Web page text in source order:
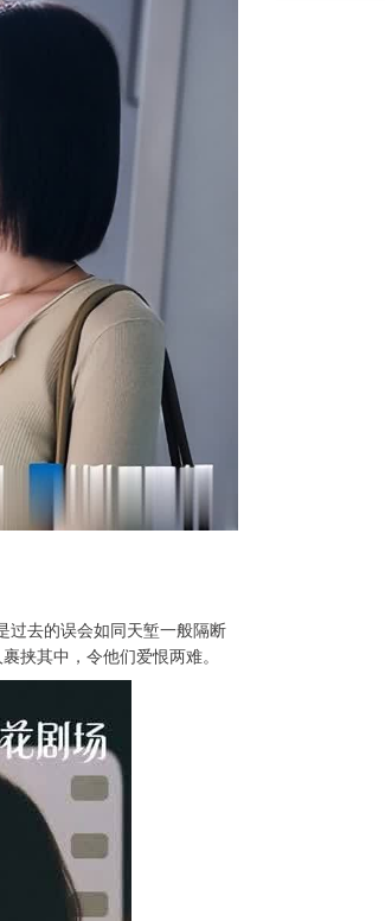
过去的误会如同天堑一般隔断
挟其中，令他们爱恨两难。